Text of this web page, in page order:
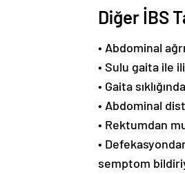
Diğer İBS
• Abdominal
• Sulu gaita ile
• Gaita
• Abdominal
• Rektumdan
•
semptom